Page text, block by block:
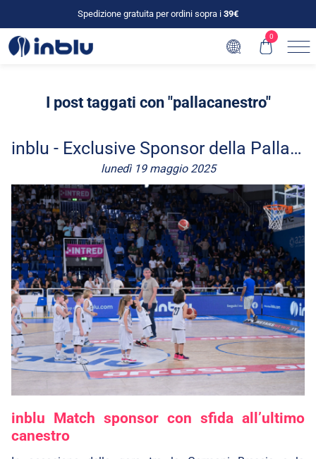
Spedizione gratuita per ordini sopra i 39€
0
I post taggati con "pallacanestro"
inblu - Exclusive Sponsor della Pallacanestro Brescia
lunedì 19 maggio 2025
inblu Match sponsor con sfida all’ultimo
canestro